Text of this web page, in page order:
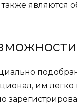
являются
им